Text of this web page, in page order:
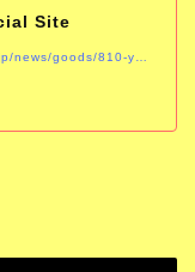
Site
https://www.reysol.co.jp/news/goods/810-yonex2025-fp2ndgk1st.html